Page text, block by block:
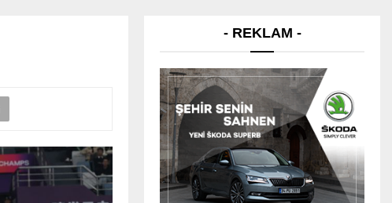
- REKLAM -